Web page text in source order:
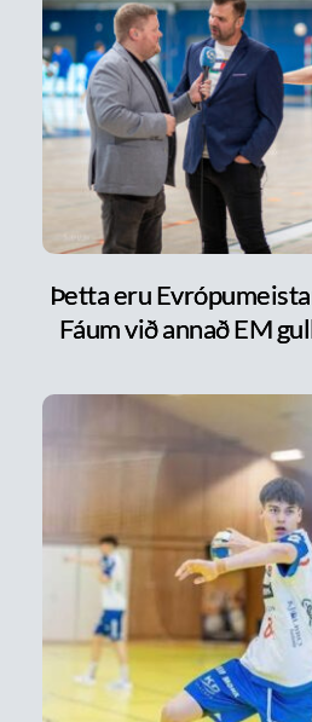
Þetta eru
Fáum við annað EM